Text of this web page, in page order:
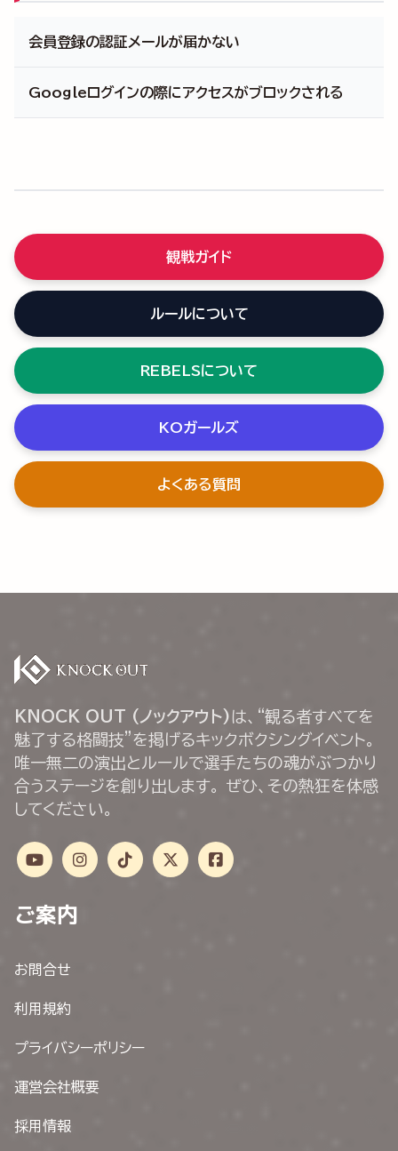
合わせについては、お手数ですが再度問い合わせフォ
会員登録の認証メールが届かない
入力したメールアドレスに間違えがないか。
knockoutfc.jp からの受信を許可しているか。
Googleログインの際にアクセスがブロックされる
ログイン中のアカウントをログアウトさせるか、お使い
観戦ガイド
ルールについて
REBELSについて
KOガールズ
よくある質問
KNOCK OUT (ノックアウト) は、“観る者すべてを
魅了する格闘技”を掲げるキックボクシングイベント。
唯一無二の演出とルールで選手たちの魂がぶつかり
合うステージを創り出します。 ぜひ、その熱狂を体感
してください。
ご案内
お問合せ
利用規約
プライバシーポリシー
運営会社概要
採用情報